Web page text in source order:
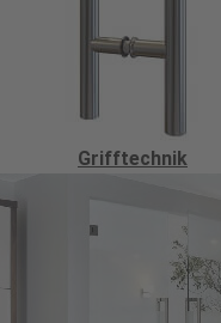
Grifftechnik